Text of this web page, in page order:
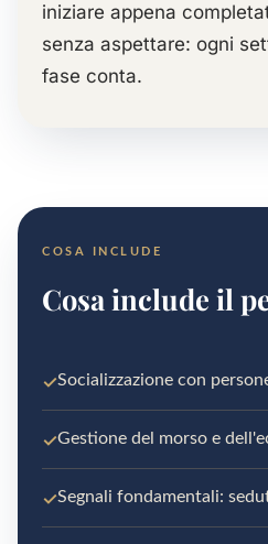
iniziare appena
senza aspettare: ogni
fase conta.
COSA INCLUDE
Cosa include il
✓Socializzazione con
✓Gestione del morso e
✓Segnali fondamentali: